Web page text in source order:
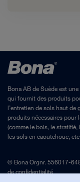
Bona AB de Suède est
qui fournit des produits
l’entretien de sols haut de
produits nécessaires pour
(comme le bois, le stratifié,
les sols en caoutchouc,
© Bona Orgnr. 556017-
de confidentialité